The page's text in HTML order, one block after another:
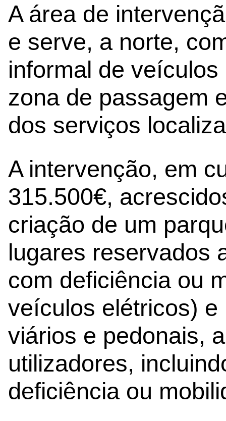
A área de
e serve, a norte,
informal de
zona de passagem
dos serviços
A intervenção, em
315.500€,
criação de um
lugares reservados
com deficiência ou
veículos elétricos)
viários e pedonais,
utilizadores,
deficiência ou